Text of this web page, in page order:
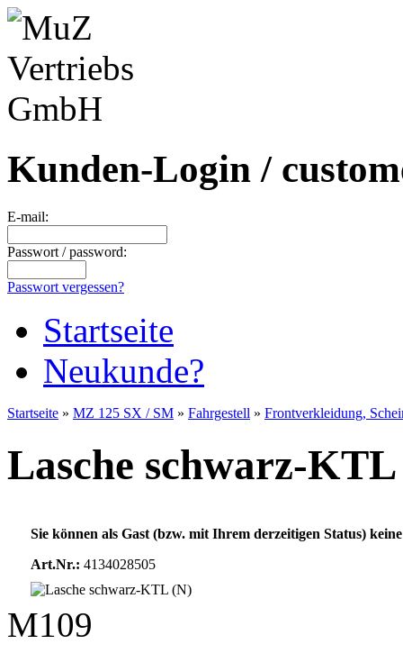
Kunden-Login /
E-mail:
Passwort / password:
Passwort vergessen?
Startseite
Neukunde?
Startseite » MZ 125 SX / SM » Fahrgestell » Frontverkleidung,
Lasche schwarz-
Sie können als Gast (bzw. mit Ihrem derzeitigen Status) keine
Art.Nr.: 4134028505
M109